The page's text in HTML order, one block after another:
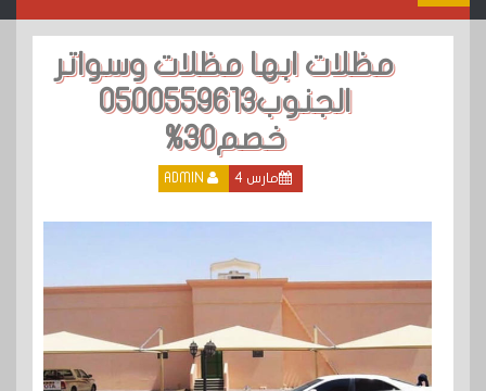
مظلات ابها مظلات وسواتر
الجنوب0500559613
خصم30%
مارس 4 ADMIN